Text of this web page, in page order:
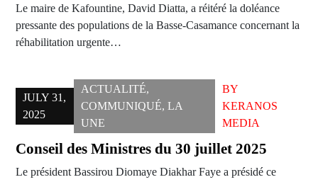
Le maire de Kafountine, David Diatta, a réitéré la doléance
pressante des populations de la Basse-Casamance concernant la
réhabilitation urgente…
JULY 31,
2025
ACTUALITÉ,
COMMUNIQUÉ, LA
UNE
BY
KERANOS
MEDIA
Conseil des Ministres du 30 juillet 2025
Le président Bassirou Diomaye Diakhar Faye a présidé ce